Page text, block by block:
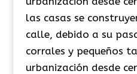
las casas se
calle, debido a su
corrales y pequeños
urbanización desde